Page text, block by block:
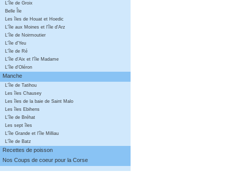
L'île de Groix
Belle Île
Les îles de Houat et Hoedic
L'île aux Moines et l'île d'Arz
L'île de Noirmoutier
L'île d'Yeu
L'île de Ré
L'île d'Aix et l'île Madame
L'île d'Oléron
Manche
L'île de Tatihou
Les îles Chausey
Les îles de la baie de Saint Malo
Les îles Ebihens
L'île de Bréhat
Les sept îles
L'île Grande et l'île Milliau
L'île de Batz
Recettes de poisson
Nos Coups de coeur pour la Corse